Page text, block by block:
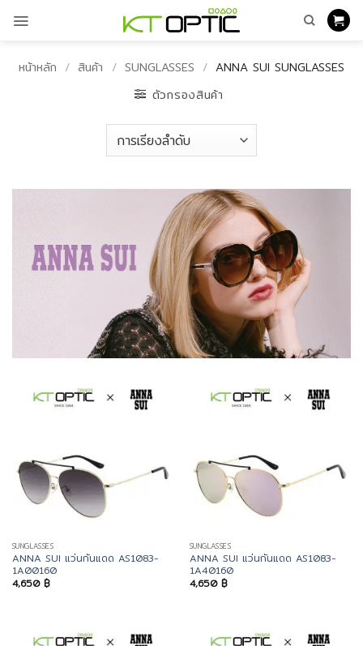
เนื้อหาหน้าหลัก / สินค้า / SUNGLASSES / ANNA SUI SUNGLASSES
ตัวกรองสินค้า
SUNGLASSES
ANNA SUI แว่นกันแดด AS1083-
1A00160
4,650 ฿
SUNGLASSES
ANNA SUI แว่นกันแดด AS1083-
1A40160
4,650 ฿